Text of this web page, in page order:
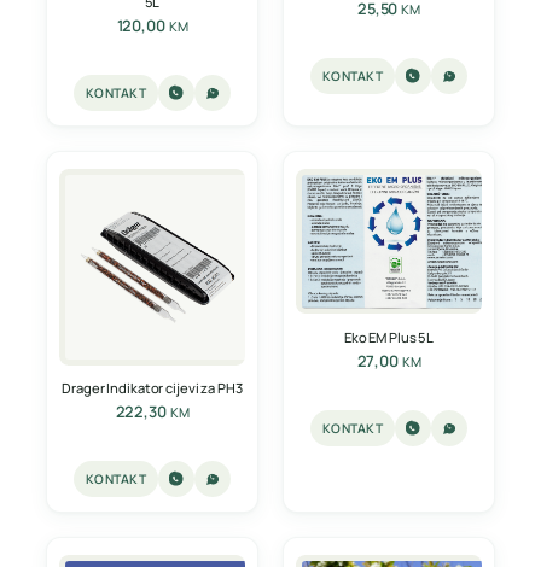
120,00 KM
KONTAKT
25,50KM
KONTAKT
Drager Indikator cijevi za PH3
222,30 KM
KONTAKT
Eko EM Plus 5L
27,00 KM
KONTAKT